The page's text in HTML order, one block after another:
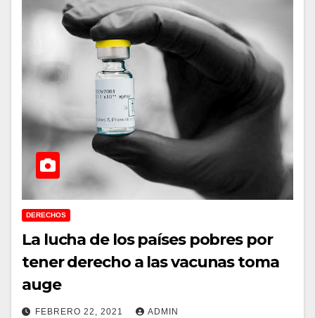
DERECHOS
La lucha de los países pobres por
tener derecho a las vacunas toma
auge
FEBRERO 22, 2021 ADMIN